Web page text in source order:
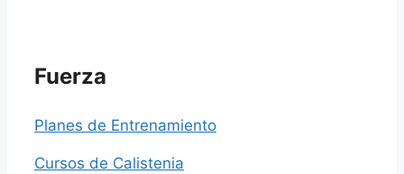
Fuerza
Planes de Entrenamiento
Cursos de Calistenia